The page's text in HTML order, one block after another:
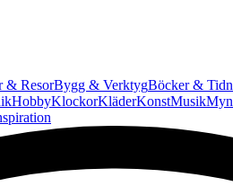
& ResorBygg & VerktygBöcker &
HobbyKlockorKläderKonstMusik